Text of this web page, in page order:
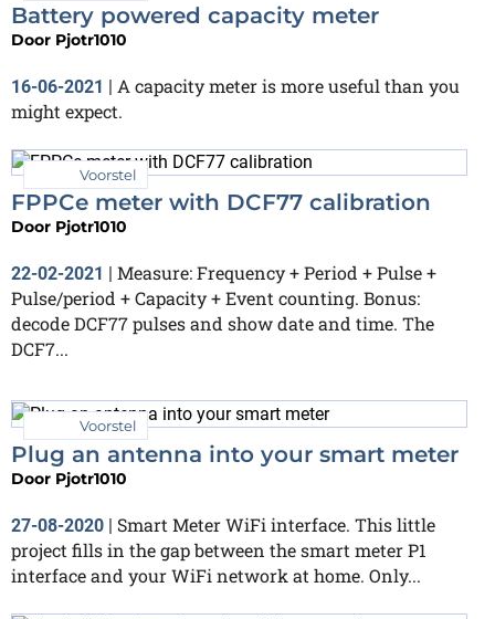
Battery powered capacity meter
Door Pjotr1010
16-06-2021 | A capacity meter is more useful than you
might expect.
Voorstel
FPPCe meter with DCF77 calibration
Door Pjotr1010
22-02-2021
Measure: Frequency + Period + Pulse +
Pulse/period + Capacity + Event counting. Bonus:
decode DCF77 pulses and show date and time. The
DCF7...
Voorstel
Plug an antenna into your smart meter
Door Pjotr1010
27-08-2020 | Smart Meter WiFi interface. This little
project fills in the gap between the smart meter P1
interface and your WiFi network at home. Only...